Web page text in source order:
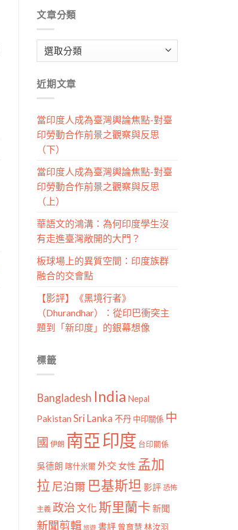
文章分類
章
類
近期文章
當印度人成為臺灣輿論焦點-對臺
印勞動合作前景之觀察與反思
（下）
當印度人成為臺灣輿論焦點-對臺
印勞動合作前景之觀察與反思
（上）
華語文的鴻溝：為何印度學生沒
有走進臺灣敞開的大門？
板球場上的異質空間：印度族群
融合的交會點
【影評】《黑境行者》
（Dhurandhar）：從印巴衝突主
題到「新印度」的銀幕想像
標籤
Bangladesh India Nepal
Pakistan Sri Lanka 不丹 中印關係 中
國 伊朗 南亞印度 台印關係
吳德朗 喀什米爾外交 女性 孟加
拉 尼泊爾 巴基斯坦 影評 恐怖
主義 政治文化斯里蘭卡 新聞
新聞剪輯 旅遊 書評 曾育慧 林汝羽